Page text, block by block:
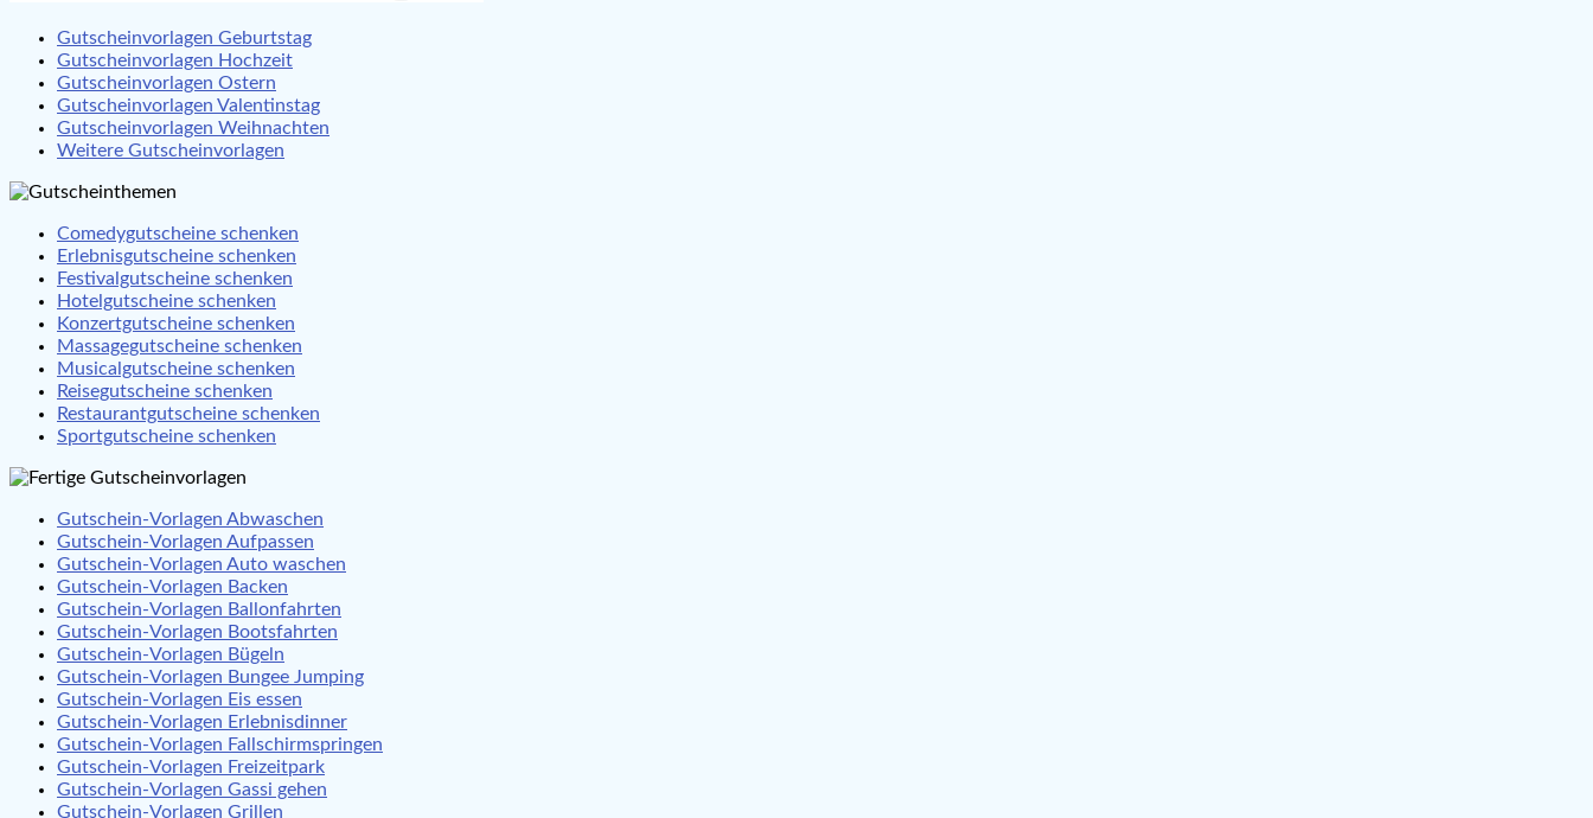
Gutscheinvorlagen Geburtstag
Gutscheinvorlagen Hochzeit
Gutscheinvorlagen Ostern
Gutscheinvorlagen Valentinstag
Gutscheinvorlagen Weihnachten
Weitere Gutscheinvorlagen
Comedygutscheine schenken
Erlebnisgutscheine schenken
Festivalgutscheine schenken
Hotelgutscheine schenken
Konzertgutscheine schenken
Massagegutscheine schenken
Musicalgutscheine schenken
Reisegutscheine schenken
Restaurantgutscheine schenken
Sportgutscheine schenken
Gutschein-Vorlagen Abwaschen
Gutschein-Vorlagen Aufpassen
Gutschein-Vorlagen Auto waschen
Gutschein-Vorlagen Backen
Gutschein-Vorlagen Ballonfahrten
Gutschein-Vorlagen Bootsfahrten
Gutschein-Vorlagen Bügeln
Gutschein-Vorlagen Bungee Jumping
Gutschein-Vorlagen Eis essen
Gutschein-Vorlagen Erlebnisdinner
Gutschein-Vorlagen Fallschirmspringen
Gutschein-Vorlagen Freizeitpark
Gutschein-Vorlagen Gassi gehen
Gutschein-Vorlagen Grillen